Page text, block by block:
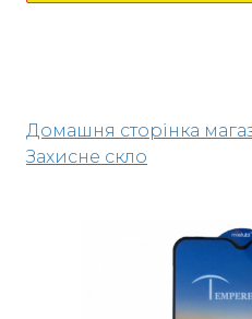
Домашня сторінка
Захисне скло